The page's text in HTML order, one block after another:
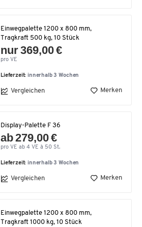
Einwegpalette 1200 x 800 mm,
Tragkraft 500 kg, 10 Stück
nur 369,00 €
pro VE
Lieferzeit: innerhalb 3 Wochen
Vergleichen Merken
Display-Palette F 36
ab 279,00 €
pro VE ab 4 VE à 50 St.
Lieferzeit: innerhalb 3 Wochen
Vergleichen Merken
Einwegpalette 1200 x 800 mm,
Tragkraft 1000 kg, 10 Stück